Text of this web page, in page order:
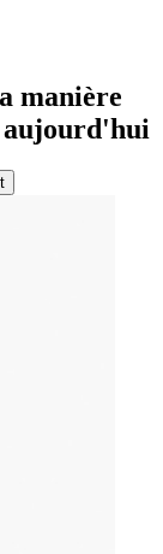
manière
aujourd'hui